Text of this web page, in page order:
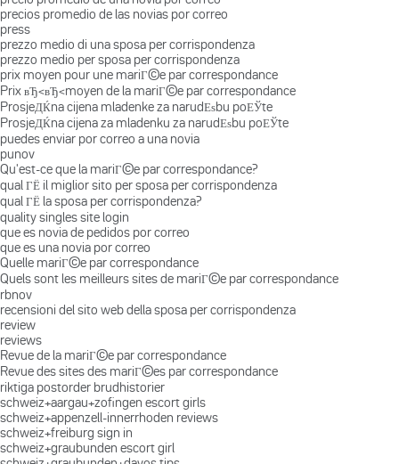
precios promedio de las novias por correo
press
prezzo medio di una sposa per corrispondenza
prezzo medio per sposa per corrispondenza
prix moyen pour une mariГ©e par correspondance
Prix вЂ‹вЂ‹moyen de la mariГ©e par correspondance
ProsjeДЌna cijena mladenke za narudЕѕbu poЕЎte
ProsjeДЌna cijena za mladenku za narudЕѕbu poЕЎte
puedes enviar por correo a una novia
punov
Qu'est-ce que la mariГ©e par correspondance?
qual ГЁ il miglior sito per sposa per corrispondenza
qual ГЁ la sposa per corrispondenza?
quality singles site login
que es novia de pedidos por correo
que es una novia por correo
Quelle mariГ©e par correspondance
Quels sont les meilleurs sites de mariГ©e par correspondance
rbnov
recensioni del sito web della sposa per corrispondenza
review
reviews
Revue de la mariГ©e par correspondance
Revue des sites des mariГ©es par correspondance
riktiga postorder brudhistorier
schweiz+aargau+zofingen escort girls
schweiz+appenzell-innerrhoden reviews
schweiz+freiburg sign in
schweiz+graubunden escort girl